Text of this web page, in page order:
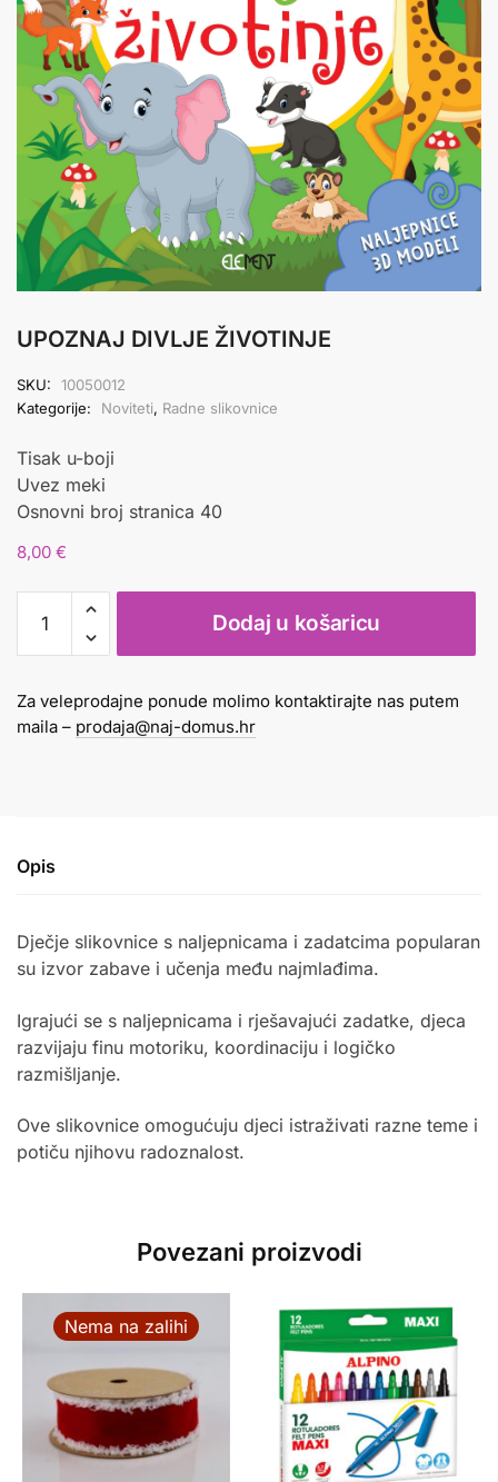
UPOZNAJ DIVLJE ŽIVOTINJE
SKU:
10050012
Kategorije:
Noviteti, Radne slikovnice
Tisak u-boji
Uvez meki
Osnovni broj stranica 40
8,00 €
UPOZNAJ
DIVLJE
ŽIVOTINJE
Dodaj u košaricu
Za veleprodajne ponude molimo kontaktirajte nas putem
maila – prodaja@naj-domus.hr
Opis
Dječje slikovnice s naljepnicama i zadatcima popularan
su izvor zabave i učenja među najmlađima.
Igrajući se s naljepnicama i rješavajući zadatke, djeca
razvijaju finu motoriku, koordinaciju i logičko
razmišljanje.
Ove slikovnice omogućuju djeci istraživati razne teme i
potiču njihovu radoznalost.
Povezani proizvodi
Nema na zalihi